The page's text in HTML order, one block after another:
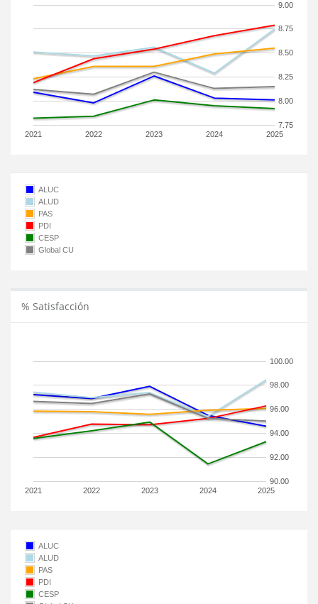
2021 2022 2023 2024 2025
7.75
8.00
8.25
8.50
8.75
9.00
ALUC
ALUD
PAS
PDI
CESP
Global CU
% Satisfacción
2021 2022 2023 2024 2025
90.00
92.00
94.00
96.00
98.00
100.00
ALUC
ALUD
PAS
PDI
CESP